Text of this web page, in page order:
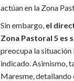
actúan en la Zona
Sin embargo, el
Zona Pastoral 5 es
preocupa la situación
indicado. Asimismo,
Maresme, detallando